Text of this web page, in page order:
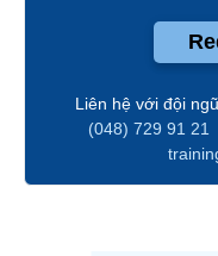
Liên hệ với đội
(048) 729 91 21